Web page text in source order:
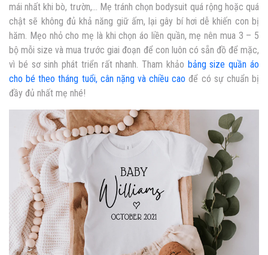
mái nhất khi bò, trườn,… Mẹ tránh chọn bodysuit quá rộng hoặc quá
chật sẽ không đủ khả năng giữ ấm, lại gây bí hơi dễ khiến con bị
hăm. Mẹo nhỏ cho mẹ là khi chọn áo liền quần, mẹ nên mua 3 – 5
bộ mỗi size và mua trước giai đoạn để con luôn có sẵn đồ để mặc,
vì bé sơ sinh phát triển rất nhanh. Tham khảo bảng size quần áo
cho bé theo tháng tuổi, cân nặng và chiều cao để có sự chuẩn bị
đầy đủ nhất mẹ nhé!